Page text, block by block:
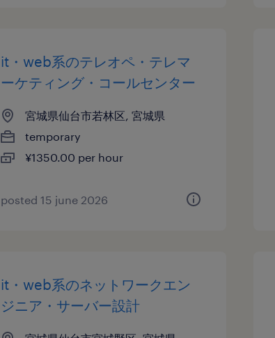
it・web系のテレオペ・テレマ
ーケティング・コールセンター
宮城県仙台市若林区, 宮城県
temporary
¥1350.00 per hour
posted 15 june 2026
it・web系のネットワークエン
ジニア・サーバー設計